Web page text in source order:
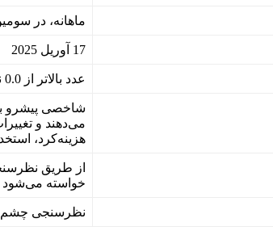
ماهانه، در
17 آوریل 2025
عدد بالاتر از 0.0 نشان‌دهنده بهبود شرایط، عدد پایین‌تر از 0.0 نشان‌دهنده بدتر شدن شرایط است
شاخصی پیشرو
می‌دهند و
هزینه‌کرد،
خواسته می‌شود
نظرسنجی